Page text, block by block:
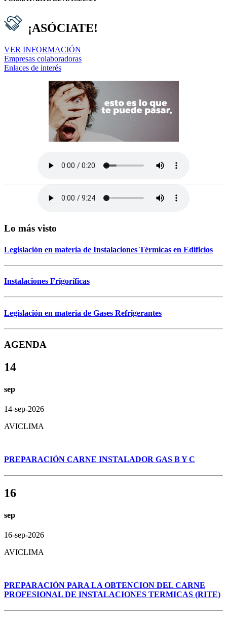
¡ASÓCIATE!
VER INFORMACIÓN
Empresas colaboradoras
Enlaces de interés
Lo más visto
Legislación en materia de Instalaciones Térmicas en Edificios
Instalaciones Frigoríficas
Legislación en materia de Gases Refrigerantes
AGENDA
14
sep
14-sep-2026
AVICLIMA
PREPARACIÓN CARNE INSTALADOR GAS B Y C
16
sep
16-sep-2026
AVICLIMA
PREPARACIÓN PARA LA OBTENCION DEL CARNE
PROFESIONAL DE INSTALACIONES TERMICAS (RITE)